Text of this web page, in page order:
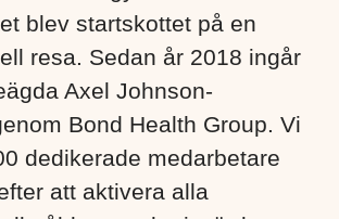
blev startskottet på en
resa. Sedan år 2018 ingår
Axel Johnson-
Bond Health Group. Vi
dedikerade medarbetare
att aktivera alla